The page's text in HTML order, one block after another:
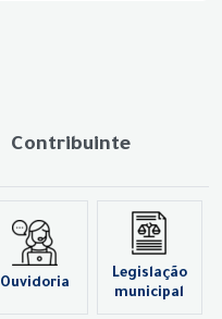
Contribuinte
Ouvidoria
Legislação
municipal